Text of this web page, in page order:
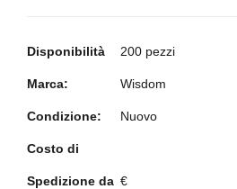
Disponibilità 200 pezzi
Marca: Wisdom
Condizione: Nuovo
Costo di
Spedizione da €